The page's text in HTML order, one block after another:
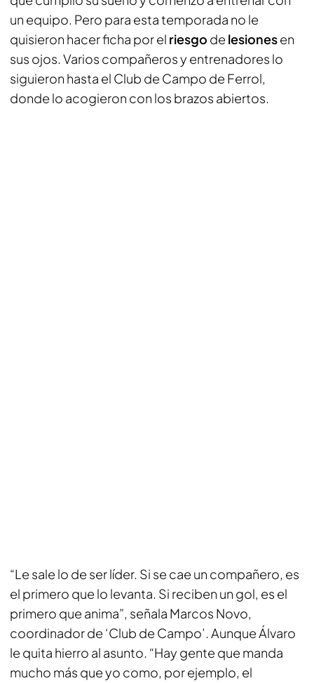
un equipo. Pero para esta temporada no le
quisieron hacer ficha por el riesgo de lesionesen
sus ojos. Varios compañeros y entrenadores lo
siguieron hasta el Club de Campo de Ferrol,
donde lo acogieron con los brazos abiertos.
“Le sale lo de ser líder. Si se cae un compañero, es
el primero que lo levanta. Si reciben un gol, es el
primero que anima”, señala Marcos Novo,
coordinador de ‘Club de Campo’. Aunque Álvaro
le quita hierro al asunto. “Hay gente que manda
mucho más que yo como, por ejemplo, el